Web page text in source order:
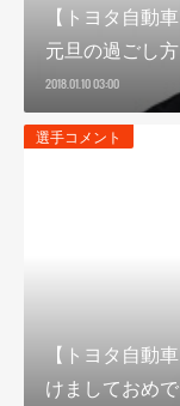
【トヨタ自動
元旦の過ごし方
2018.01.10 03:00
選手コメント
【トヨタ自動
けましておめ